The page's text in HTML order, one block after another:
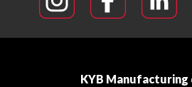
KYB Manufacturing